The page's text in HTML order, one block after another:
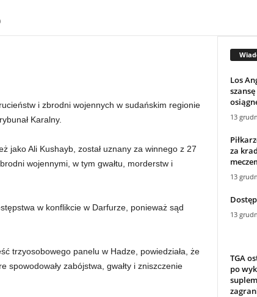
i zbrodni wojennych w sudańskim regionie
Karalny.
jako Ali Kushayb, został uznany za winnego z 27
wojennymi, w tym gwałtu, morderstw i
w konflikcie w Darfurze, ponieważ sąd
trzyosobowego panelu w Hadze, powiedziała, że
spowodowały zabójstwa, gwałty i zniszczenie
Los
13
za
13
13
TGA
po